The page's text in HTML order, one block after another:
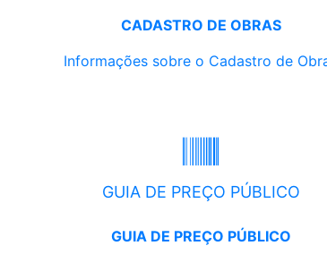
CADASTRO DE OBRAS
Informações sobre o Cadastro de
GUIA DE PREÇO PÚBLICO
GUIA DE PREÇO PÚBLICO